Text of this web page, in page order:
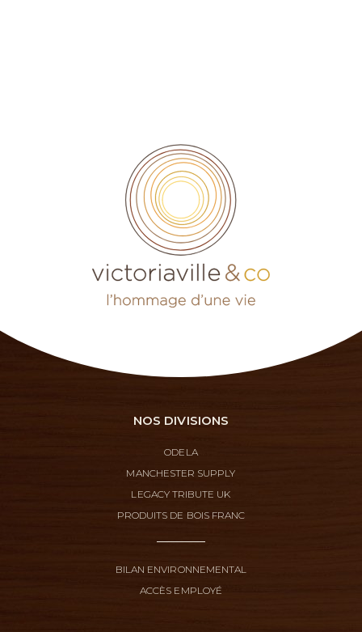
NOS DIVISIONS
ODELA
MANCHESTER SUPPLY
LEGACY TRIBUTE UK
PRODUITS DE BOIS FRANC
BILAN ENVIRONNEMENTAL
ACCÈS EMPLOYÉ